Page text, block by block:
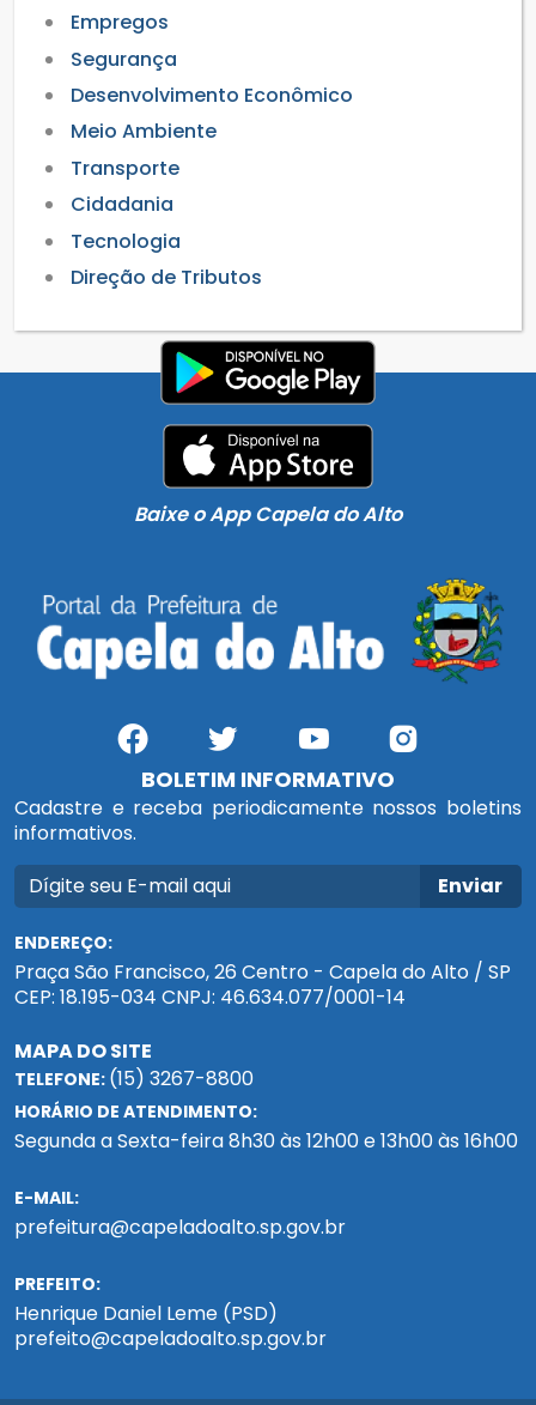
Empregos
Segurança
Desenvolvimento Econômico
Meio Ambiente
Transporte
Cidadania
Tecnologia
Direção de Tributos
Baixe o App Capela do Alto
BOLETIM INFORMATIVO
Cadastre e receba periodicamente nossos boletins
informativos.
Enviar
ENDEREÇO:
Praça São Francisco, 26 Centro - Capela do Alto / SP
CEP: 18.195-034 CNPJ: 46.634.077/0001-14
MAPA DO SITE
TELEFONE: (15) 3267-8800
HORÁRIO DE ATENDIMENTO:
Segunda a Sexta-feira 8h30 às 12h00 e 13h00 às 16h00
E-MAIL:
prefeitura@capeladoalto.sp.gov.br
PREFEITO:
Henrique Daniel Leme (PSD)
prefeito@capeladoalto.sp.gov.br